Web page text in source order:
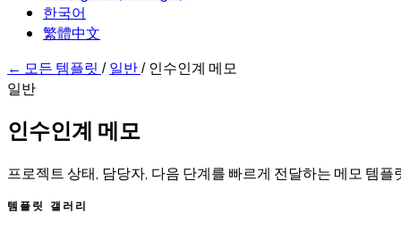
한국어
繁體中文
← 모든 템플릿 /일반/인수인계 메모
일반
인수인계 메모
프로젝트 상태, 담당자, 다음 단계를 빠르게 전달하는 메모 템플
템플릿 갤러리